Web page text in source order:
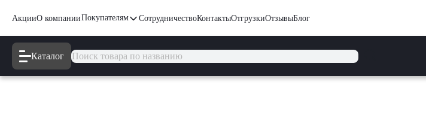
АкцииО компанииПокупателям СотрудничествоКонтактыОтгрузкиОтзывыБлог
Каталог